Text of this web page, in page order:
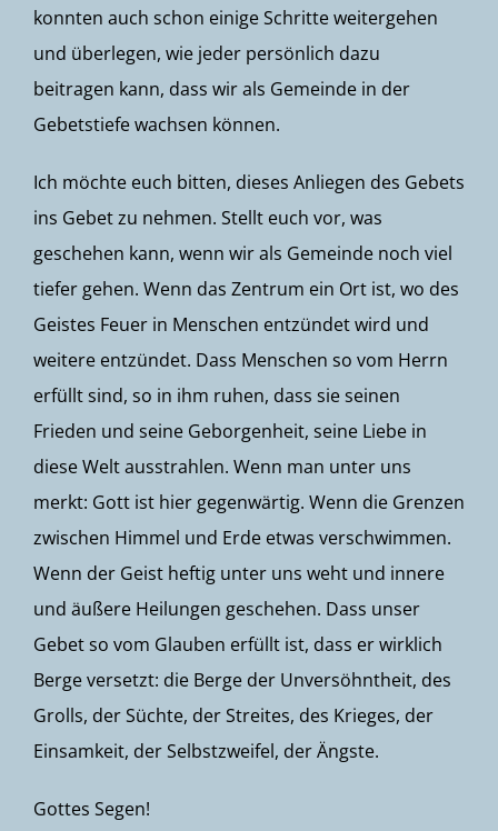
konnten auch schon einige Schritte weitergehen
und überlegen, wie jeder persönlich dazu
beitragen kann, dass wir als Gemeinde in der
Gebetstiefe wachsen können.
Ich möchte euch bitten, dieses Anliegen des Gebets
ins Gebet zu nehmen. Stellt euch vor, was
geschehen kann, wenn wir als Gemeinde noch viel
tiefer gehen. Wenn das Zentrum ein Ort ist, wo des
Geistes Feuer in Menschen entzündet wird und
weitere entzündet. Dass Menschen so vom Herrn
erfüllt sind, so in ihm ruhen, dass sie seinen
Frieden und seine Geborgenheit, seine Liebe in
diese Welt ausstrahlen. Wenn man unter uns
merkt: Gott ist hier gegenwärtig. Wenn die Grenzen
zwischen Himmel und Erde etwas verschwimmen.
Wenn der Geist heftig unter uns weht und innere
und äußere Heilungen geschehen. Dass unser
Gebet so vom Glauben erfüllt ist, dass er wirklich
Berge versetzt: die Berge der Unversöhntheit, des
Grolls, der Süchte, der Streites, des Krieges, der
Einsamkeit, der Selbstzweifel, der Ängste.
Gottes Segen!